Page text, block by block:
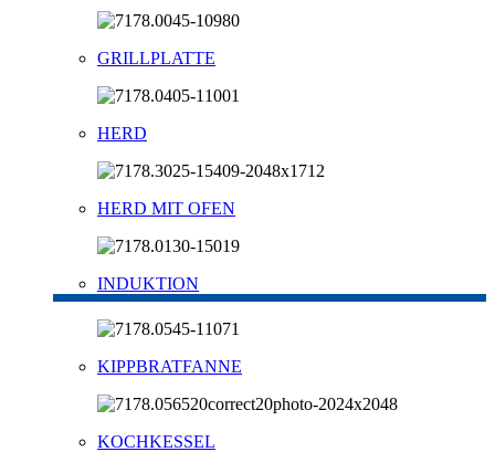
GRILLPLATTE
HERD
HERD MIT OFEN
INDUKTION
KIPPBRATFANNE
KOCHKESSEL